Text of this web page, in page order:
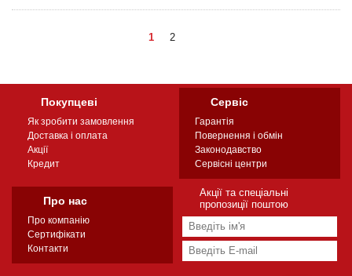
1 2
Покупцеві
Як зробити замовлення
Доставка і оплата
Акції
Кредит
Сервіс
Гарантія
Повернення і обмін
Законодавство
Сервісні центри
Про нас
Про компанію
Сертифікати
Контакти
Акції та спеціальні
пропозиції поштою